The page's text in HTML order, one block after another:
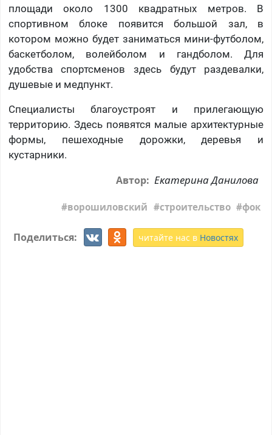
площади около 1300 квадратных метров. В
спортивном блоке появится большой зал, в
котором можно будет заниматься мини-футболом,
баскетболом, волейболом и гандболом. Для
удобства спортсменов здесь будут раздевалки,
душевые и медпункт.
Специалисты благоустроят и прилегающую
территорию. Здесь появятся малые архитектурные
формы, пешеходные дорожки, деревья и
кустарники.
Автор: Екатерина Данилова
ворошиловский строительство фок
Поделиться: читайте нас в Новостях